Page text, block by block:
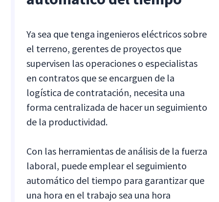
Ya sea que tenga ingenieros eléctricos sobre
el terreno, gerentes de proyectos que
supervisen las operaciones o especialistas
en contratos que se encarguen de la
logística de contratación, necesita una
forma centralizada de hacer un seguimiento
de la productividad.
Con las herramientas de análisis de la fuerza
laboral, puede emplear el seguimiento
automático del tiempo para garantizar que
una hora en el trabajo sea una hora